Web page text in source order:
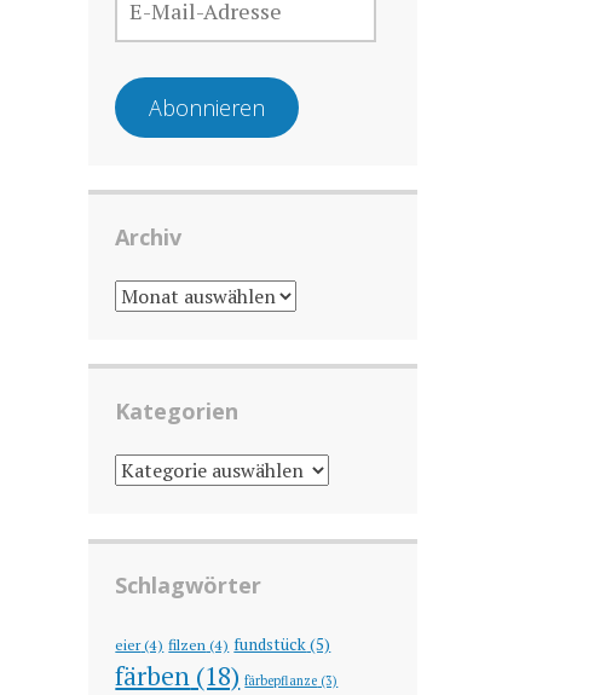
MAIL-
ADRESSE
Abonnieren
Archiv
ARCHIV
Kategorien
KATEGORIEN
Schlagwörter
eier(4) filzen(4) fundstück(5)
färben (18) färbepflanze (3)